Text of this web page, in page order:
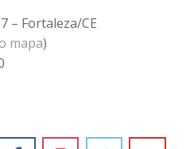
– Fortaleza/CE
mapa)